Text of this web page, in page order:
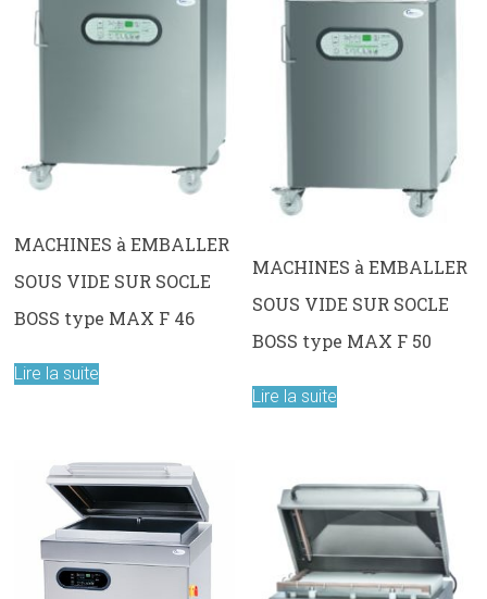
MACHINES à EMBALLER
SOUS VIDE SUR SOCLE
BOSS type MAX F 46
Lire la suite
MACHINES à EMBALLER
SOUS VIDE SUR SOCLE
BOSS type MAX F 50
Lire la suite